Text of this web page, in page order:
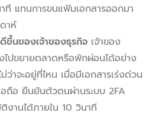
ที แทนการขนแฟ้มเอกสารออกมา
าห์
นของเจ้าของธุรกิจ เจ้าของ
ไปขยายตลาดหรือพักผ่อนได้อย่าง
ม่ว่าจะอยู่ที่ไหน เมื่อมีเอกสารเร่งด่วน
ถือ ยืนยันตัวตนผ่านระบบ 2FA
งานได้ภายใน 10 วินาที